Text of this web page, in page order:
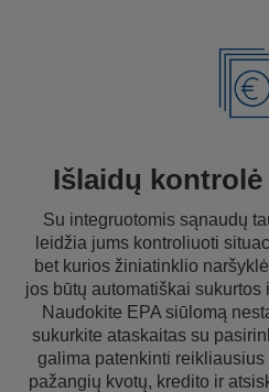
Išlaidų
Su integruotomis sąnaudų
leidžia jums kontroliuoti
bet kurios žiniatinklio
jos būtų automatiškai sukurtos
Naudokite EPA siūlomą
sukurkite ataskaitas su
galima patenkinti
pažangių kvotų, kredito ir